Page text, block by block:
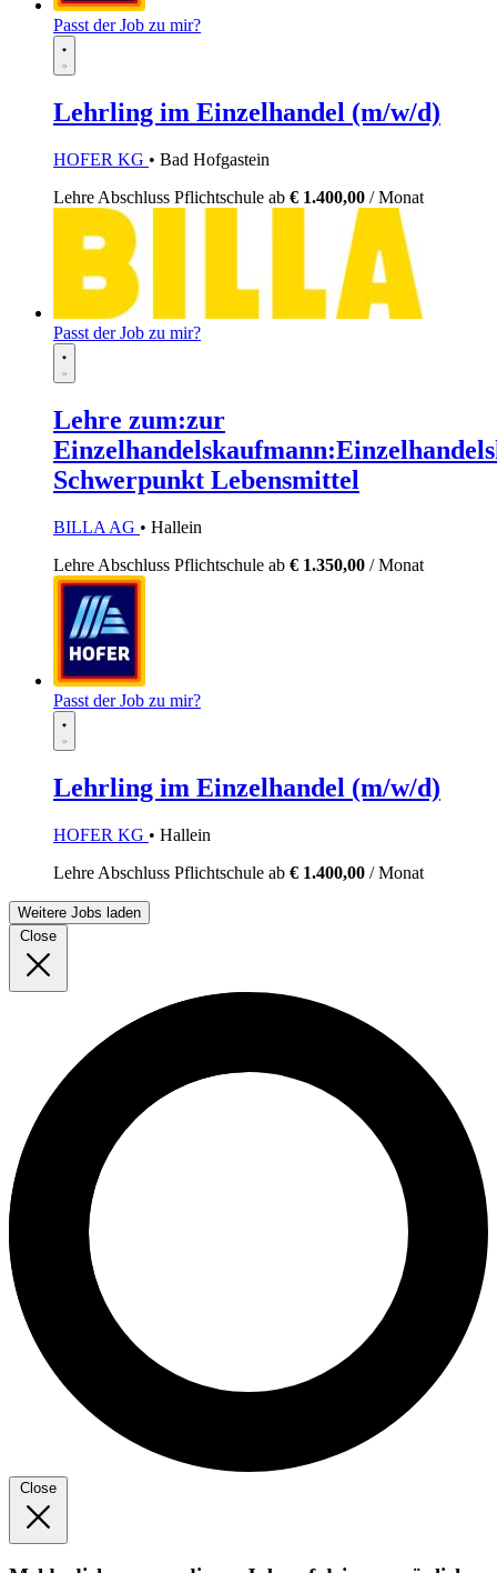
Passt der Job zu mir?
Lehrling im Einzelhandel (m/w/d)
HOFER KG • Bad Hofgastein
Lehre Abschluss Pflichtschule ab € 1.400,00 / Monat
Passt der Job zu mir?
Lehre zum:zur
Schwerpunkt Lebensmittel
BILLA AG • Hallein
Lehre Abschluss Pflichtschule ab € 1.350,00 / Monat
Passt der Job zu mir?
Lehrling im Einzelhandel (m/w/d)
HOFER KG • Hallein
Lehre Abschluss Pflichtschule ab € 1.400,00 / Monat
Weitere Jobs laden
Close
Close